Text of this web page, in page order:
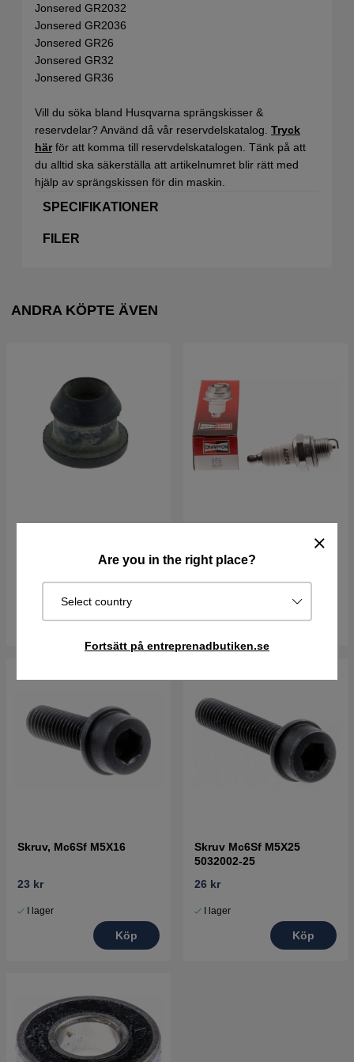
Are you in the right place?
Select country
Fortsätt på entreprenadbutiken.se
Jonsered GR2032
Jonsered GR2036
Jonsered GR26
Jonsered GR32
Jonsered GR36
Vill du söka bland Husqvarna sprängskisser &
reservdelar? Använd då vår reservdelskatalog. Tryck
härför att komma till reservdelskatalogen. Tänk på att
du alltid ska säkerställa att artikelnumret blir rätt med
hjälp av sprängskissen för din maskin.
SPECIFIKATIONER
FILER
ANDRA KÖPTE ÄVEN
Köp
57 kr
Köp
Skruv, Mc6Sf M5X16
23 kr
I lager
Köp
Skruv Mc6Sf M5X25
5032002-25
26 kr
I lager
Köp